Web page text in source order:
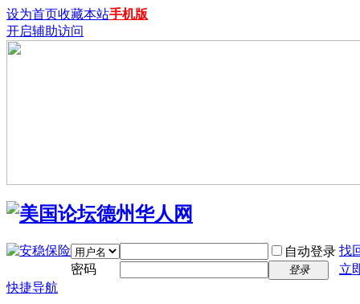
设为首页收藏本站手机版
开启辅助访问
自动登录 找
密码
登录
立
快捷导航